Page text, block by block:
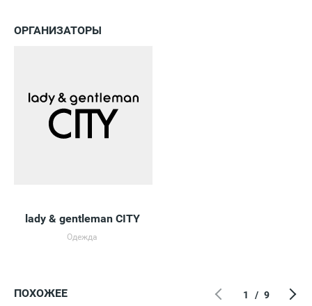
ОРГАНИЗАТОРЫ
lady & gentleman CITY
Одежда
ПОХОЖЕЕ 1 / 9